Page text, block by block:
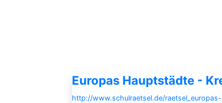
Europas Hauptstädte -
http://www.schulraetsel.de/